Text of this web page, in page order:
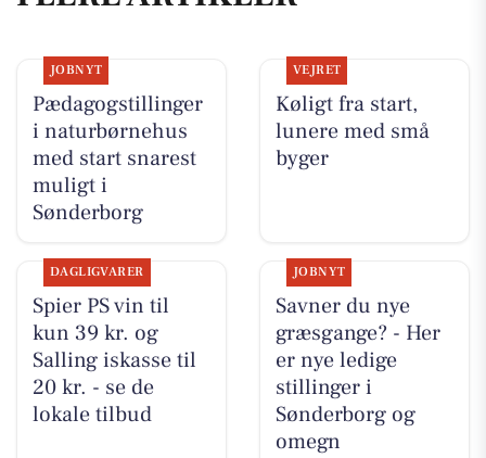
JOBNYT
Pædagogstillinger
i naturbørnehus
med start snarest
muligt i
Sønderborg
VEJRET
Køligt fra start,
lunere med små
byger
DAGLIGVARER
Spier PS vin til
kun 39 kr. og
Salling iskasse til
20 kr. - se de
lokale tilbud
JOBNYT
Savner du nye
græsgange? - Her
er nye ledige
stillinger i
Sønderborg og
omegn